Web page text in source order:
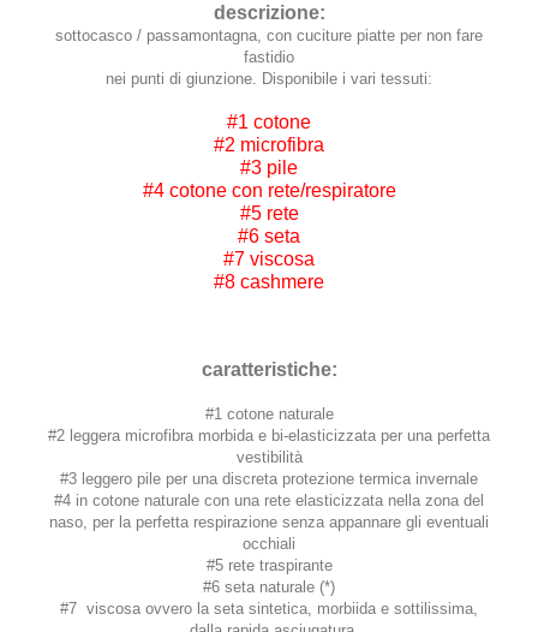
descrizione:
sottocasco / passamontagna, con cuciture piatte per non fare
fastidio
nei punti di giunzione. Disponibile i vari tessuti:
#1 cotone
#2 microfibra
#3 pile
#4 cotone con rete/respiratore
#5 rete
#6 seta
#7 viscosa
#8 cashmere
caratteristiche:
#1 cotone naturale
#2 leggera microfibra morbida e bi-elasticizzata per una perfetta
vestibilità
#3 leggero pile per una discreta protezione termica invernale
#4 in cotone naturale con una rete elasticizzata nella zona del
naso, per la perfetta respirazione senza appannare gli eventuali
occhiali
#5 rete traspirante
#6 seta naturale (*)
#7 viscosa ovvero la seta sintetica, morbiida e sottilissima,